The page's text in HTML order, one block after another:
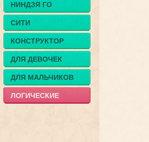
НИНДЗЯ ГО
СИТИ
КОНСТРУКТОР
ДЛЯ ДЕВОЧЕК
ДЛЯ МАЛЬЧИКОВ
ЛОГИЧЕСКИЕ